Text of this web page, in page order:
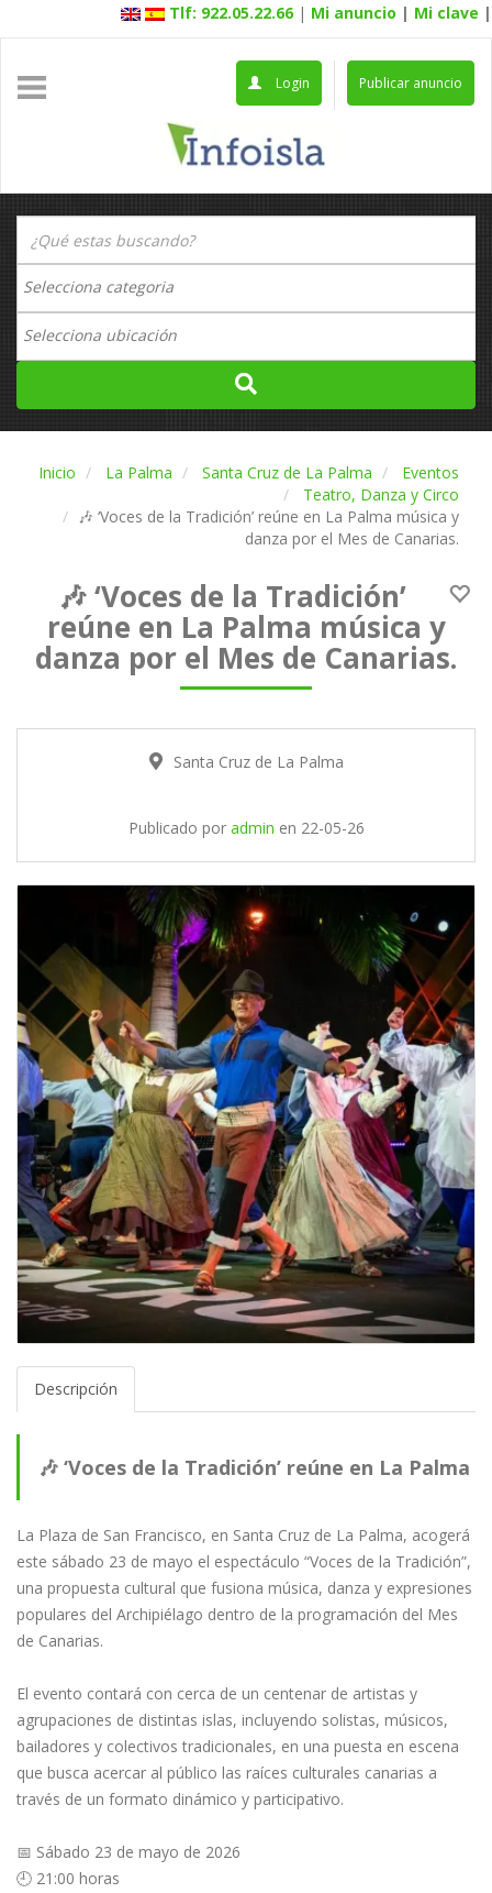
Tlf: 922.05.22.66 | Mi anuncio | Mi clave |
Publicar anuncio
Login
Inicio La Palma Santa Cruz de La Palma
Eventos
Teatro, Danza y Circo
🎶 ‘Voces de la Tradición’ reúne en La Palma música y
danza por el Mes de Canarias.
🎶 ‘Voces de la Tradición’
reúne en La Palma música y
danza por el Mes de Canarias.
Santa Cruz de La Palma
Publicado por admin en 22-05-26
Descripción
🎶 ‘Voces de la Tradición’ reúne en La Palma
música y danza por el Mes de Canarias.
La Plaza de San Francisco, en Santa Cruz de La Palma, acogerá
este sábado 23 de mayo el espectáculo “Voces de la Tradición”,
una propuesta cultural que fusiona música, danza y expresiones
populares del Archipiélago dentro de la programación del Mes
de Canarias.
El evento contará con cerca de un centenar de artistas y
agrupaciones de distintas islas, incluyendo solistas, músicos,
bailadores y colectivos tradicionales, en una puesta en escena
que busca acercar al público las raíces culturales canarias a
través de un formato dinámico y participativo.
📅 Sábado 23 de mayo de 2026
🕘 21:00 horas